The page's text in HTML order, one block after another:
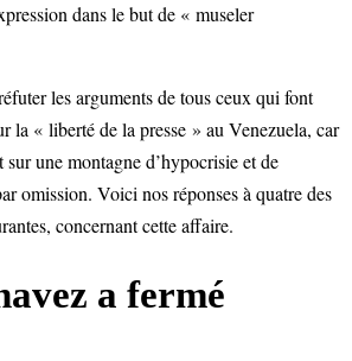
dans le but de « museler
les arguments de tous ceux qui font
la « liberté de la presse » au Venezuela, car
sur une montagne d’hypocrisie et de
omission. Voici nos réponses à quatre des
concernant cette affaire.
a fermé